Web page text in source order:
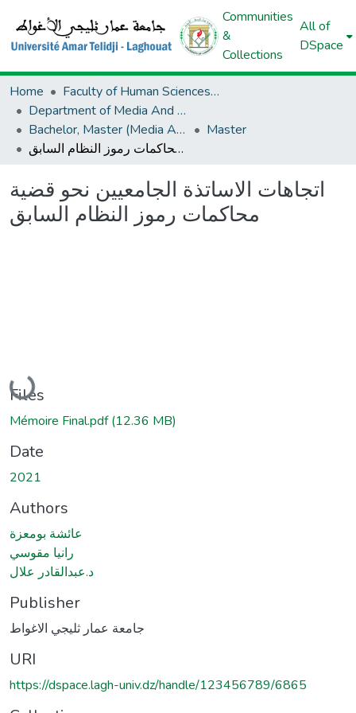
Communities
&
Collections
All of
DSpace
Home
Faculty of Human Sciences And Islamic Sciences And Civilizations
Department of Media And Communication
Bachelor, Master (Media And Communication)
Master
اتجاهات الاساتذة الجامعيين نحو قضية محاكمات رموز النظام السابق
اتجاهات الاساتذة الجامعيين نحو قضية
محاكمات رموز النظام السابق
Loading...
Files
Mémoire Final.pdf(12.36 MB)
Date
2021
Authors
عائشة بومعزة
رانيا مقوسي
د.عبدالقادر علال
Publisher
جامعة عمار ثليجي الاغواط
URI
https://dspace.lagh-univ.dz/handle/123456789/6865